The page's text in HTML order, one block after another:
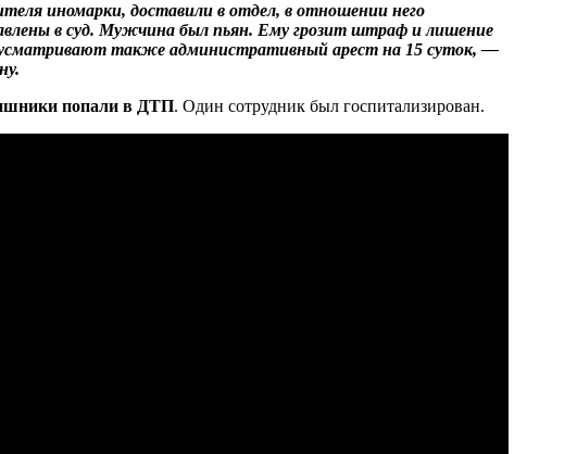
иномарки, доставили в отдел, в отношении него
в суд. Мужчина был пьян. Ему грозит штраф и лишение
также административный арест на 15 суток, —
попали в ДТП. Один сотрудник был госпитализирован.